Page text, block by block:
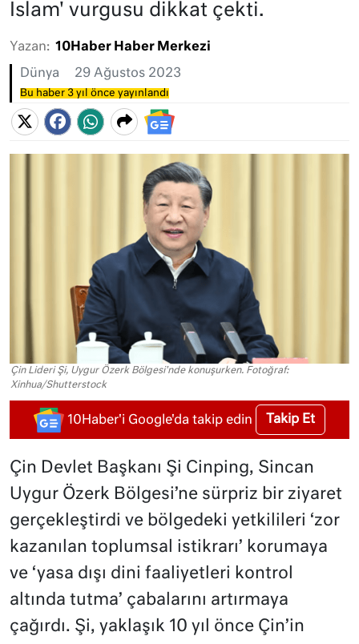
İslam' vurgusu dikkat çekti.
Yazan: 10Haber Haber Merkezi
Dünya 29 Ağustos 2023
Bu haber 3 yıl önce yayınlandı
Çin Lideri Şi, Uygur Özerk Bölgesi'nde konuşurken. Fotoğraf:
Xinhua/Shutterstock
10Haber'i Google'da takip edin Takip Et
Çin Devlet Başkanı Şi Cinping, Sincan
Uygur Özerk Bölgesi’ne sürpriz bir ziyaret
gerçekleştirdi ve bölgedeki yetkilileri ‘zor
kazanılan toplumsal istikrarı’ korumaya
ve ‘yasa dışı dini faaliyetleri kontrol
altında tutma’ çabalarını artırmaya
çağırdı. Şi, yaklaşık 10 yıl önce Çin’in